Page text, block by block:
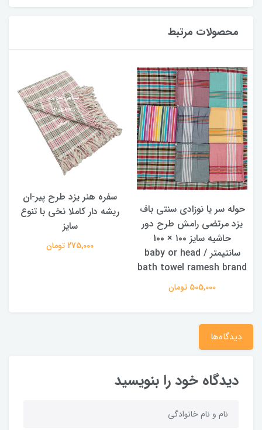
محصولات مرتبط
حوله سر یا نوزادی سنتی باف
یزد مرتضی رامش طرح دور
حاشیه سایز ۱۰۰ × 1۰۰
سانتیمتر / baby or head
bath towel ramesh brand
505,000 تومان
سفره هنر یزد طرح پیر-ان
ریشه دار کاملا نخی با تنوع
سایز
275,000 تومان
دیدگاه‌ها
دیدگاه خود را بنویسید